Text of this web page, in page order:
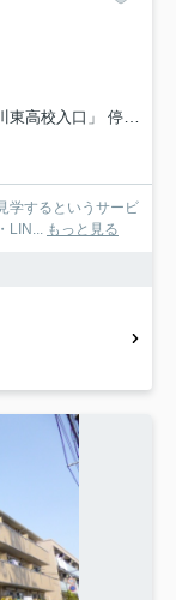
校入口」 停歩4分
学するというサービ
LIN... もっと見る